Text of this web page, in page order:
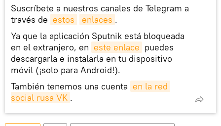
Suscríbete a nuestros canales de Telegram a
través de estos enlaces .
Ya que la aplicación Sputnik está bloqueada
en el extranjero, en este enlace puedes
descargarla e instalarla en tu dispositivo
móvil (¡solo para Android!).
También tenemos una cuenta en la red
social rusa VK .